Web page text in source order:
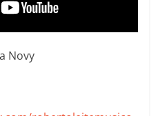
Novy